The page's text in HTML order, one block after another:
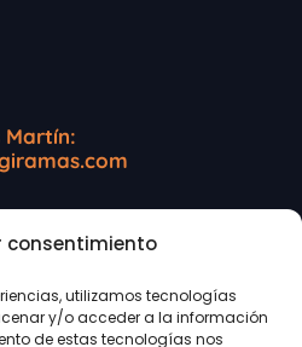
consentimiento
utilizamos tecnologías
y/o acceder a la información
de estas tecnologías nos
Martín:
de datos